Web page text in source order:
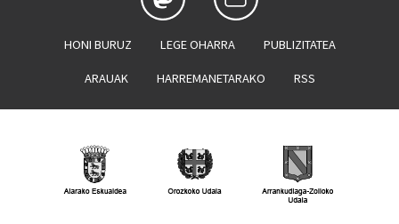
HONI BURUZ LEGE OHARRA PUBLIZITATEA
ARAUAK HARREMANETARAKO RSS